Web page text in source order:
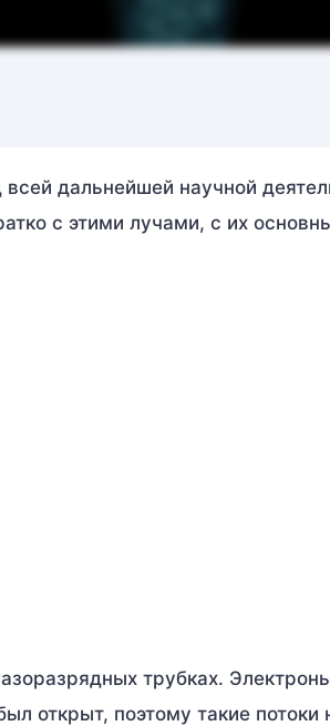
дальнейшей научной
с этими лучами, с их
трубках.
открыт, поэтому такие потоки